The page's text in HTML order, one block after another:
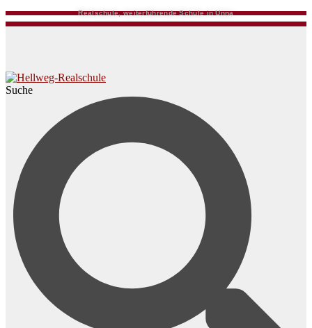
Realschule, weiterführende Schule in Unna
Suche